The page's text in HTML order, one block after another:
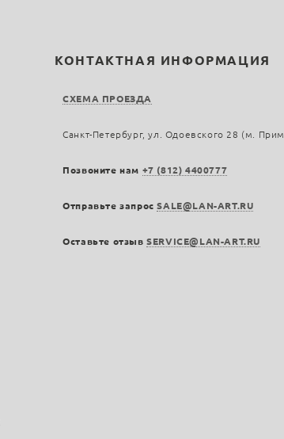
КОНТАКТНАЯ ИНФОРМАЦИЯ
СХЕМА ПРОЕЗДА
Санкт-Петербург, ул. Одоевского 28 (м.
Позвоните нам +7 (812) 4400777
Отправьте запросSALE@LAN-ART.RU
Оставьте отзывSERVICE@LAN-ART.RU